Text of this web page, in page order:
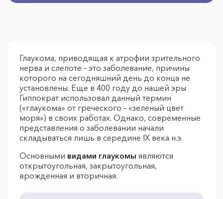
Глаукома, приводящая к атрофии зрительного
нерва и слепоте – это заболевание, причины
которого на сегодняшний день до конца не
установлены. Еще в 400 году до нашей эры
Гиппократ использовал данный термин
(«глаукома» от греческого – «зеленый цвет
моря») в своих работах. Однако, современные
представления о заболевании начали
складываться лишь в середине IX века н.э.
Основными видами глаукомы являются
открытоугольная, закрытоугольная,
врожденная и вторичная.